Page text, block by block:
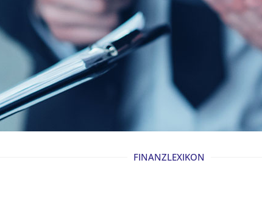
FINANZLEXIKON